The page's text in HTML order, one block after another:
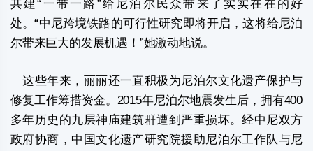
共建“一带一路”给尼泊尔民众带来了实实在在的好
处。“中尼跨境铁路的可行性研究即将开启，这将给尼泊
尔带来巨大的发展机遇！”她激动地说。
这些年来，丽丽还一直积极为尼泊尔文化遗产保护与
修复工作筹措资金。2015年尼泊尔地震发生后，拥有400
多年历史的九层神庙建筑群遭到严重损坏。经中尼双方
政府协商，中国文化遗产研究院援助尼泊尔工作队与尼